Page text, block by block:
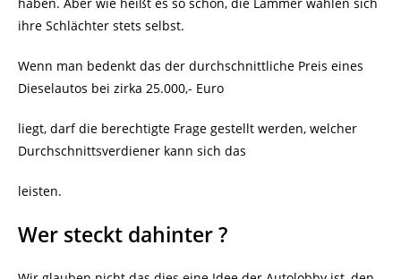
ihre Schlächter stets selbst.
Wenn man bedenkt das der durchschnittliche Preis eines
Dieselautos bei zirka 25.000,- Euro
liegt, darf die berechtigte Frage gestellt werden, welcher
Durchschnittsverdiener kann sich das
leisten.
Wer steckt dahinter ?